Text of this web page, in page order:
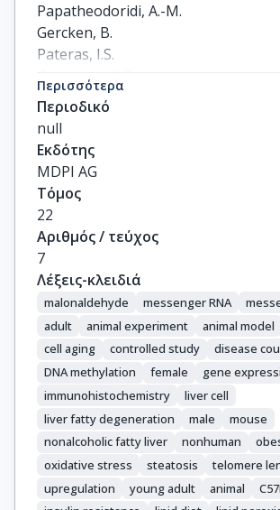
Papatheodoridi, A.-M.
Gercken, B.
Pateras, I.S.
Gorgoulis, V.G.
Koutsilieris, M.
Chavakis, T.
Chatzigeorgiou, A.
Περισσότερα
Περιοδικό
null
Εκδότης
MDPI AG
Τόμος
22
Αριθμός / τεύχος
7
Λέξεις-κλειδιά
malonaldehyde messenger RNA
adult
animal experiment animal model
cell aging
controlled study
disease
DNA methylation
female
gene
immunohistochemistry
liver cell
liver fatty degeneration
male
mouse
nonalcoholic fatty liver
nonhuman
oxidative stress
steatosis
telomere
upregulation
young adult animal